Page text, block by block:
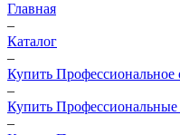
Главная
–
Каталог
–
Купить Профессиональное
–
Купить
–